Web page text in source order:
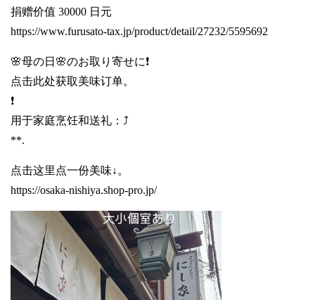
捐赠价值 30000 日元
https://www.furusato-tax.jp/product/detail/27232/5595692
🌸母の日🌸のお取り寄せに❗
点击此处获取美味订单。
❗️
用于家庭烹饪和送礼：⤴️
**.
点击这里点一份美味↓。
https://osaka-nishiya.shop-pro.jp/